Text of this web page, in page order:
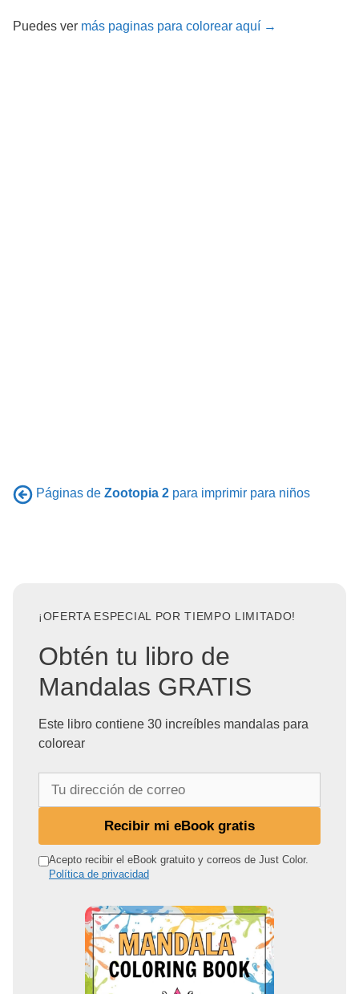
Puedes ver más paginas para colorear aquí →
Páginas de Zootopia 2 para imprimir para niños
¡OFERTA ESPECIAL POR TIEMPO LIMITADO!
Obtén tu libro de
Mandalas GRATIS
Este libro contiene 30 increíbles mandalas para
colorear
r
Recibir mi eBook gratis
Acepto recibir el eBook gratuito y correos de Just Color.
Política de privacidad